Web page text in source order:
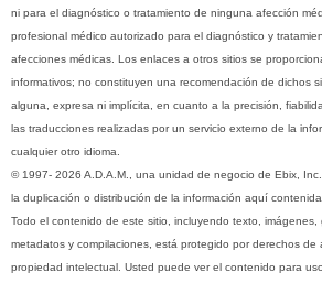
ni para el diagnóstico o tratamiento de ninguna afección
profesional médico autorizado para el diagnóstico y
afecciones médicas. Los enlaces a otros sitios se
informativos; no constituyen una recomendación de dichos
alguna, expresa ni implícita, en cuanto a la precisión,
las traducciones realizadas por un servicio externo de la
cualquier otro idioma.
© 1997- 2026 A.D.A.M., una unidad de negocio de Ebix,
la duplicación o distribución de la información aquí
Todo el contenido de este sitio, incluyendo texto,
metadatos y compilaciones, está protegido por derechos de
propiedad intelectual. Usted puede ver el contenido para